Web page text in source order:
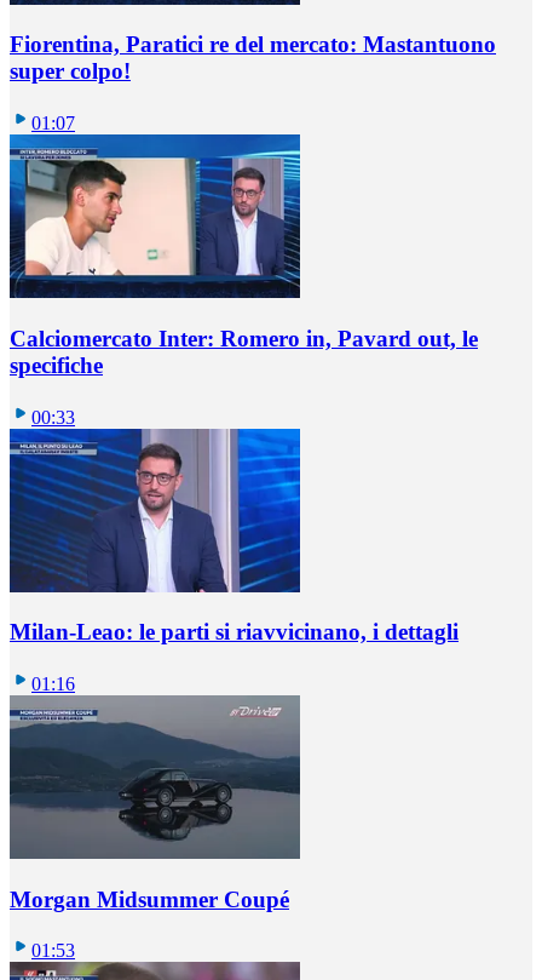
Fiorentina, Paratici re del mercato: Mastantuono
super colpo!
01:07
Calciomercato Inter: Romero in, Pavard out, le
specifiche
00:33
Milan-Leao: le parti si riavvicinano, i dettagli
01:16
Morgan Midsummer Coupé
01:53